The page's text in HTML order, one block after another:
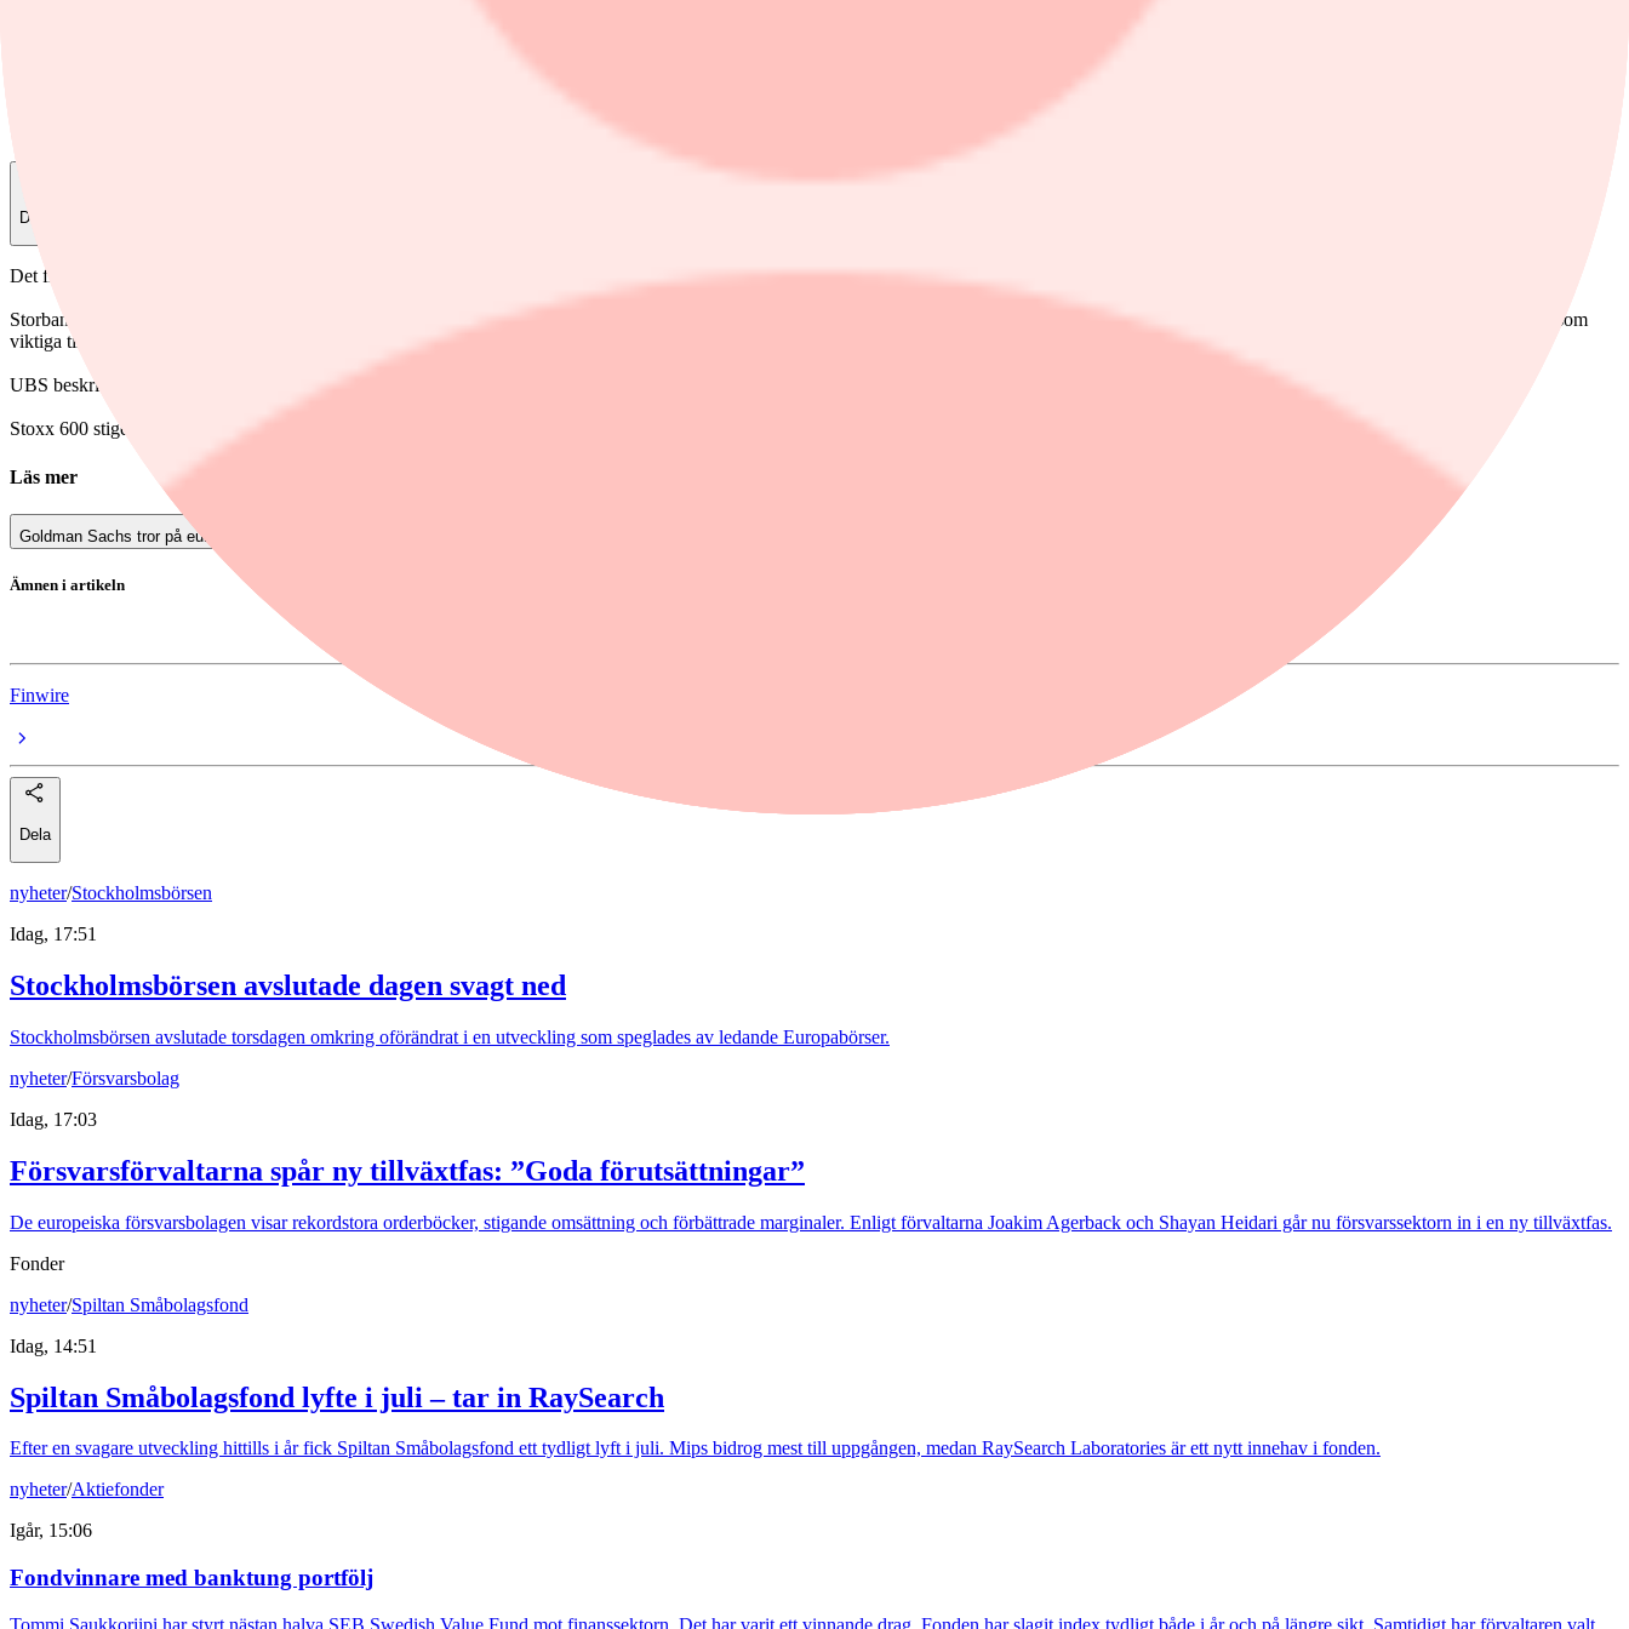
12 november, 2025
Dela
Det framgår av en ny analys som Investing har tagit del av. Banken räknar med viss värderingsuppgång först och därefter resultatdriven tillväxt.
Storbankens strateger spår att vinsten per aktie ökar med 7 procent nästa år, något som dock ligger under konsensus på 10-11 procent. Banken lyfter investeringar i elnät, förnybar energi och elektrifiering som
viktiga tillväxtfaktorer, liksom styrka i banksektorn.
UBS beskriver 2026 som en vändpunkt för europeiska aktier och ser störst potential i sektorer som verkstad, finans, telekom och energiomställning.
Stoxx 600 stiger idag 0,7 procent till 584,3.
Läs mer
Goldman Sachs tror på europeiska aktier – skruvar upp prognoserna
Ämnen i artikeln
Finwire
Dela
nyheter/Stockholmsbörsen
Idag, 17:51
Stockholmsbörsen avslutade dagen svagt ned
Stockholmsbörsen avslutade torsdagen omkring oförändrat i en utveckling som speglades av ledande Europabörser.
nyheter/Försvarsbolag
Idag, 17:03
Försvarsförvaltarna spår ny tillväxtfas: ”Goda förutsättningar”
De europeiska försvarsbolagen visar rekordstora orderböcker, stigande omsättning och förbättrade marginaler. Enligt förvaltarna Joakim Agerback och Shayan Heidari går nu försvarssektorn in i en ny tillväxtfas.
Fonder
nyheter/Spiltan Småbolagsfond
Idag, 14:51
Spiltan Småbolagsfond lyfte i juli – tar in RaySearch
Efter en svagare utveckling hittills i år fick Spiltan Småbolagsfond ett tydligt lyft i juli. Mips bidrog mest till uppgången, medan RaySearch Laboratories är ett nytt innehav i fonden.
nyheter/Aktiefonder
Igår, 15:06
Fondvinnare med banktung portfölj
Tommi Saukkoriipi har styrt nästan halva SEB Swedish Value Fund mot finanssektorn. Det har varit ett vinnande drag. Fonden har slagit index tydligt både i år och på längre sikt. Samtidigt har förvaltaren valt